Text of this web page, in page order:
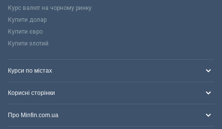
Курс валют на чорному ринку
Купити долар
Купити євро
Купити злотий
Курси по містах
Корисні сторінки
Про Minfin.com.ua